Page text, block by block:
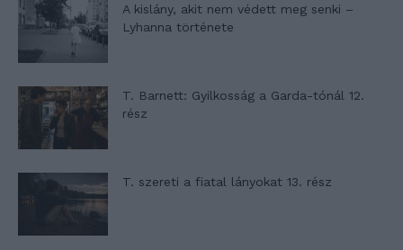
A kislány, akit nem védett meg senki –
Lyhanna története
T. Barnett: Gyilkosság a Garda-tónál 12.
rész
T. szereti a fiatal lányokat 13. rész